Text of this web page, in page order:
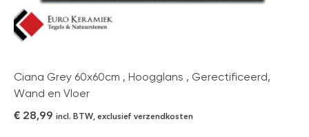
Ciana Grey 60x60cm , Hoogglans , Gerectificeerd,
Wand en Vloer
€ 28,99 incl. BTW, exclusief verzendkosten